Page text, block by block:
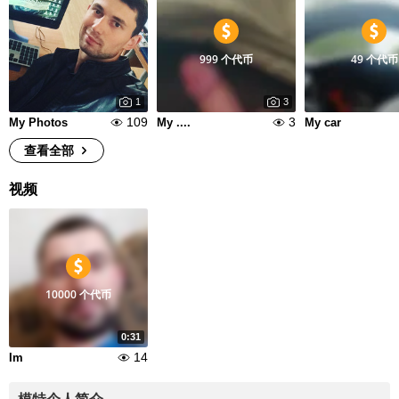
1
My Photos 109
999 个代币
3
My .... 3
49 个代币
My car
查看全部
视频
0:31
10000 个代币
Im 14